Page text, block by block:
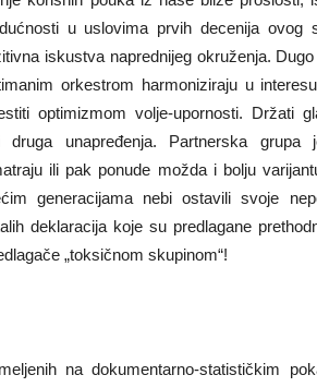
u uslovima prvih decenija ovog
iskustva naprednijeg okruženja.
orkestrom harmoniziraju u
optimizmom volje-upornosti. Držati
unapređenja. Partnerska grupa
ili pak ponude možda i bolju
generacijama nebi ostavili svoje
deklaracija koje su predlagane
„toksičnom skupinom“!
na dokumentarno-statističkim